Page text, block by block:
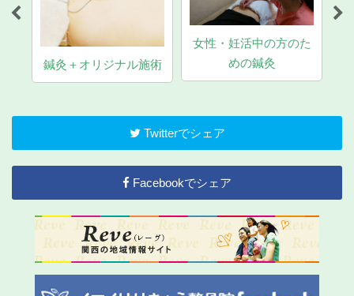
鍼灸＋オリジナル施術
女性・妊活中の方のた
めの鍼灸
Twitterでシェア
Facebookでシェア